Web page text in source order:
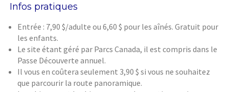
Infos pratiques
Entrée : 7,90 $/adulte ou 6,60 $ pour les aînés. Gratuit pour
les enfants.
Le site étant géré par Parcs Canada, il est compris dans le
Passe Découverte annuel.
Il vous en coûtera seulement 3,90 $ si vous ne souhaitez
que parcourir la route panoramique.